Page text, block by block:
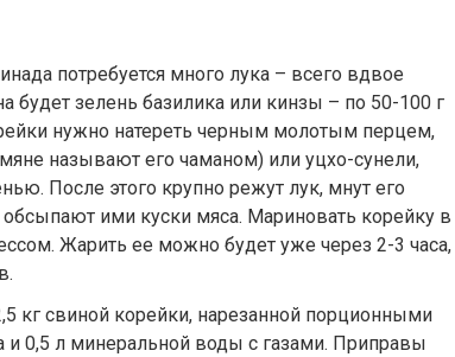
потребуется много лука – всего вдвое
зелень базилика или кинзы – по 50-100 г
нужно натереть черным молотым перцем,
называют его чаманом) или уцхо-сунели,
После этого крупно режут лук, мнут его
обсыпают ими куски мяса. Мариновать корейку в
Жарить ее можно будет уже через 2-3 часа,
кг свиной корейки, нарезанной порционными
и 0,5 л минеральной воды с газами. Приправы